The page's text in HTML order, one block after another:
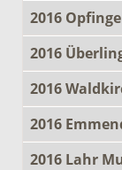
2016
2016
2016
2016
2016 Lahr